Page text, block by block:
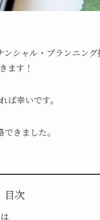
シャル・プランニン
ます！
ば幸いです。
きました。
目次